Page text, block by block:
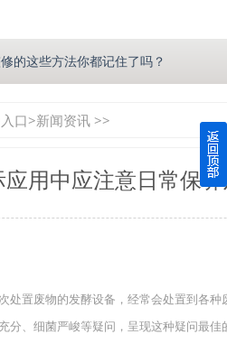
的这些方法你都记住了吗？
渐取代传统玻璃钢化粪池的这几点原因
的这些基础知识你都记住了吗？
池时可能遇到这些难题
口>新闻资讯 >>
用中应注意日常保
处置废物的发酵设备，经常会处置到各种
分、细菌严峻等疑问，呈现这种疑问最